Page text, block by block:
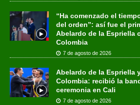
“Ha comenzado el
del orden”: así fue el
Abelardo de la Espriella
Colombia
7 de agosto de 2026
Abelardo de la Espriella
Colombia: recibió la
ceremonia en Cali
7 de agosto de 2026